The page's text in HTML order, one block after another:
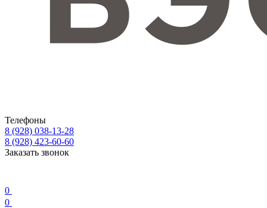
Телефоны
8 (928) 038-13-28
8 (928) 423-60-60
Заказать звонок
0
0